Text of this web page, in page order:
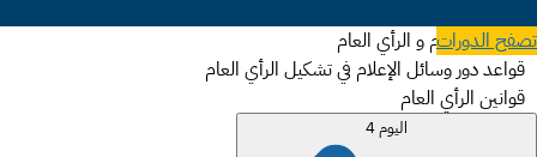
تصفح الدورات
وسائل الإعلام و الرأي العام
قواعد دور وسائل الإعلام في تشكيل الرأي العام
قوانين الرأي العام
اليوم 4